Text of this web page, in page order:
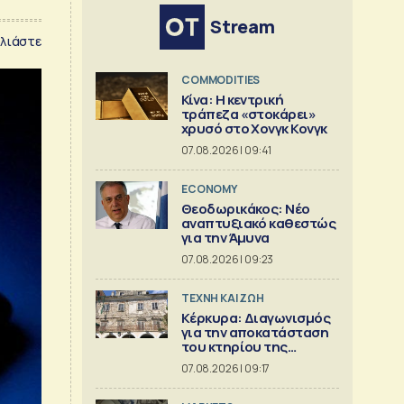
Stream
COMMODITIES
Κίνα: Η κεντρική
τράπεζα «στοκάρει»
χρυσό στο Χονγκ Κονγκ
07.08.2026 | 09:41
ECONOMY
Θεοδωρικάκος: Νέο
αναπτυξιακό καθεστώς
για την Άμυνα
07.08.2026 | 09:23
TΕΧΝΗ ΚΑΙ ΖΩΗ
Κέρκυρα: Διαγωνισμός
για την αποκατάσταση
του κτηρίου της
Πινακοθήκης Γιαλλινά
07.08.2026 | 09:17